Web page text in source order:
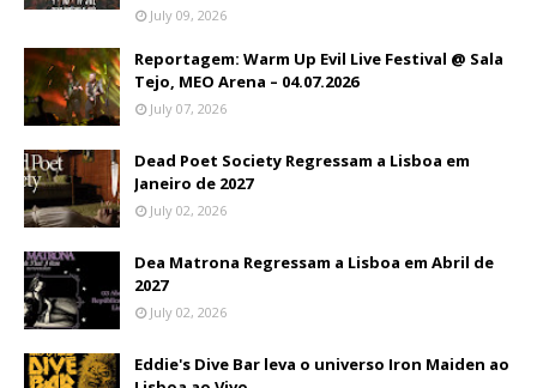
July 09, 2026
Reportagem: Warm Up Evil Live Festival @ Sala
Tejo, MEO Arena – 04.07.2026
July 07, 2026
Dead Poet Society Regressam a Lisboa em
Janeiro de 2027
July 02, 2026
Dea Matrona Regressam a Lisboa em Abril de
2027
July 02, 2026
Eddie's Dive Bar leva o universo Iron Maiden ao